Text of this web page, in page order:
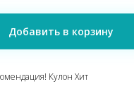
Добавить в корзину
Кулон Хит